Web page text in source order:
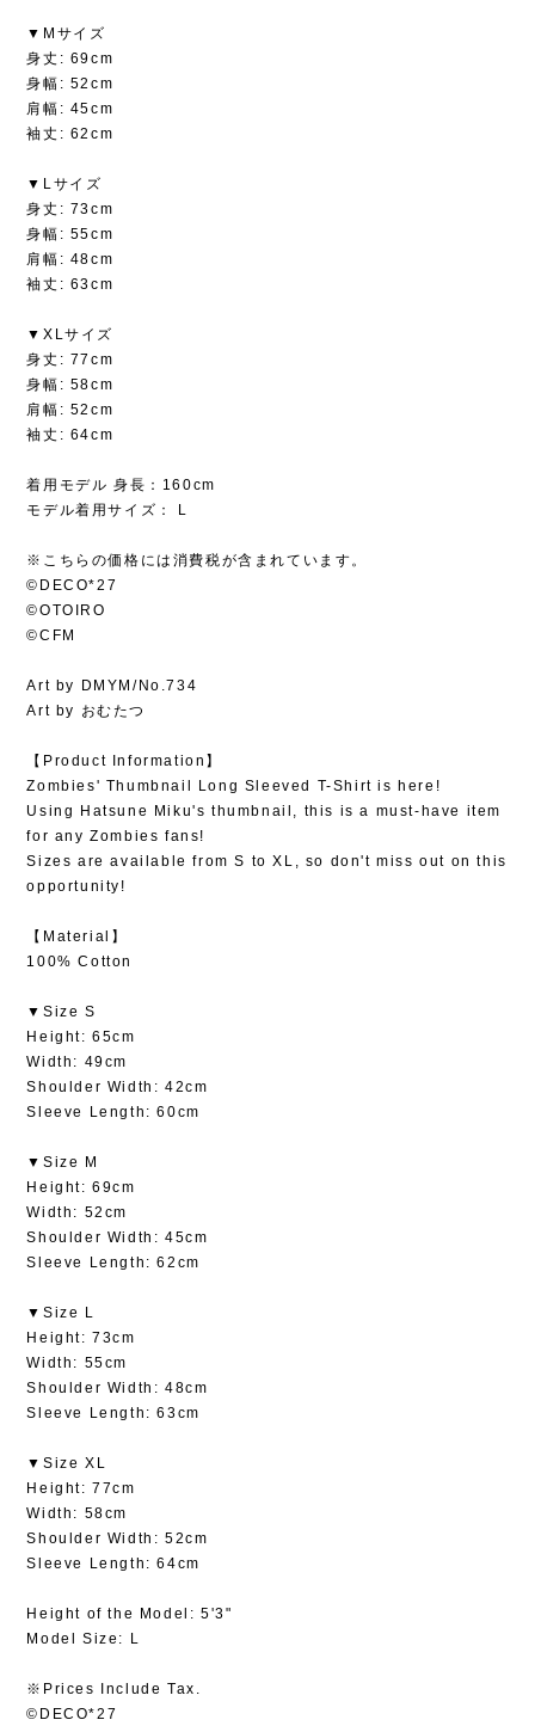
▼Mサイズ
身丈: 69cm
身幅: 52cm
肩幅: 45cm
袖丈: 62cm
▼Lサイズ
身丈: 73cm
身幅: 55cm
肩幅: 48cm
袖丈: 63cm
▼XLサイズ
身丈: 77cm
身幅: 58cm
肩幅: 52cm
袖丈: 64cm
着用モデル 身長：160cm
モデル着用サイズ： L
※こちらの価格には消費税が含まれています。
©DECO*27
©OTOIRO
©CFM
Art by DMYM/No.734
Art by おむたつ
【Product Information】
Zombies' Thumbnail Long Sleeved T-Shirt is here!
Using Hatsune Miku's thumbnail, this is a must-have item
for any Zombies fans!
Sizes are available from S to XL, so don't miss out on this
opportunity!
【Material】
100% Cotton
▼Size S
Height: 65cm
Width: 49cm
Shoulder Width: 42cm
Sleeve Length: 60cm
▼Size M
Height: 69cm
Width: 52cm
Shoulder Width: 45cm
Sleeve Length: 62cm
▼Size L
Height: 73cm
Width: 55cm
Shoulder Width: 48cm
Sleeve Length: 63cm
▼Size XL
Height: 77cm
Width: 58cm
Shoulder Width: 52cm
Sleeve Length: 64cm
Height of the Model: 5'3"
Model Size: L
※Prices Include Tax.
©DECO*27